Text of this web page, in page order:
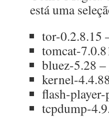
está uma
tor-0.2.8.15
tomcat-
bluez-5.28 –
kernel-
flash-
tcpdump-